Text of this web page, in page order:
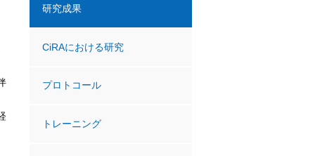
研究成果
CiRAにおける研究
プロトコール
トレーニング